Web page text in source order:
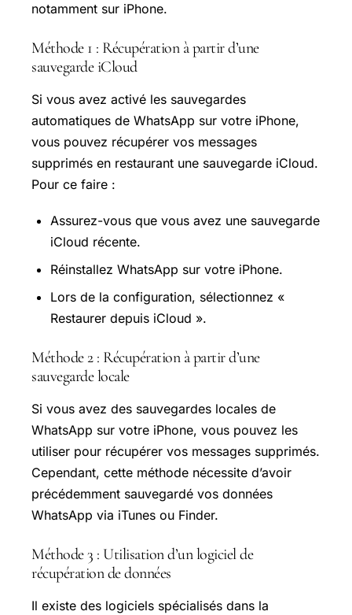
notamment sur iPhone.
Méthode 1 : Récupération à partir d’une
sauvegarde iCloud
Si vous avez activé les sauvegardes
automatiques de WhatsApp sur votre iPhone,
vous pouvez récupérer vos messages
supprimés en restaurant une sauvegarde iCloud.
Pour ce faire :
Assurez-vous que vous avez une sauvegarde
iCloud récente.
Réinstallez WhatsApp sur votre iPhone.
Lors de la configuration, sélectionnez «
Restaurer depuis iCloud ».
Méthode 2 : Récupération à partir d’une
sauvegarde locale
Si vous avez des sauvegardes locales de
WhatsApp sur votre iPhone, vous pouvez les
utiliser pour récupérer vos messages supprimés.
Cependant, cette méthode nécessite d’avoir
précédemment sauvegardé vos données
WhatsApp via iTunes ou Finder.
Méthode 3 : Utilisation d’un logiciel de
récupération de données
Il existe des logiciels spécialisés dans la